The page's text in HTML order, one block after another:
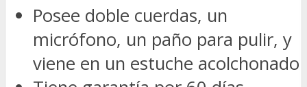
Posee doble cuerdas, un
micrófono, un paño para pulir, y
viene en un estuche acolchonado